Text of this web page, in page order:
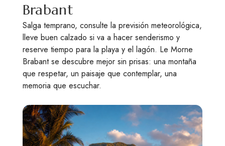
Brabant
Salga temprano, consulte la previsión meteorológica,
lleve buen calzado si va a hacer senderismo y
reserve tiempo para la playa y el lagón. Le Morne
Brabant se descubre mejor sin prisas: una montaña
que respetar, un paisaje que contemplar, una
memoria que escuchar.